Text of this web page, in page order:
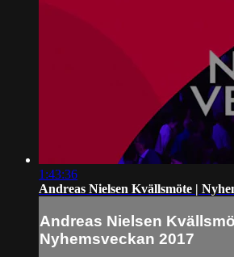
1:43:36
Andreas Nielsen Kvällsmöte |
Andreas Nielsen
Nyhemsveckan 2017